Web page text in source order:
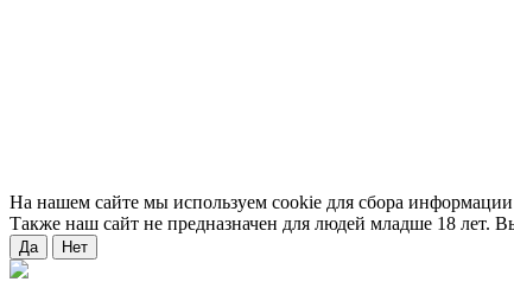
На нашем сайте мы используем cookie для сбора
Также наш сайт не предназначен для людей младше 18 лет.
Да Нет